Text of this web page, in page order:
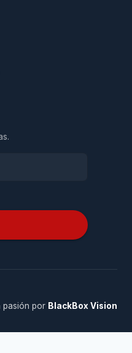
pasión por BlackBox Vision